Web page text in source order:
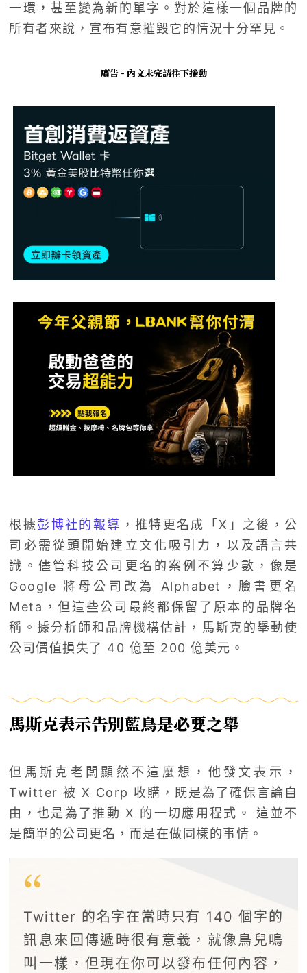
一環，甚至變為新的單字。對於這樣一個品牌的
所有者來說，宣布有意摧毀它的情況十分罕見。
廣告 - 內文未完請往下捲動
根據彭博社的報導 ，推特更名成「X」之後，公
司必需從頭開始建立文化吸引力，以及語言共
識。儘管科技公司更名的案例不算少數，像是
Google 將母公司改為 Alphabet，臉書更名
Meta，但這些公司最終都保留了原本的品牌名
稱。據分析師和品牌機構估計，馬斯克的舉動使
公司價值損失了 40 億至 200 億美元。
馬斯克表示告別藍鳥是必要之舉
但馬斯克老闆顯然不這麼想，他發文表示，
Twitter 被 X Corp 收購，既是為了確保言論自
由，也是為了推動 X 的一切應用程式。 這並不
是簡單的公司更名，而是在做同樣的事情。
Twitter 的名字在當時只有 140 個字的
訊息來回傳遞時很有意義，就像鳥兒鳴
叫一樣，但現在你可以發布任何內容，